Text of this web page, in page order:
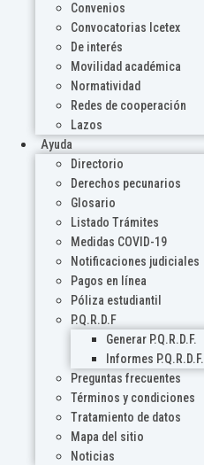
Convenios
Convocatorias Icetex
De interés
Movilidad académica
Normatividad
Redes de cooperación
Lazos
Ayuda
Directorio
Derechos pecunarios
Glosario
Listado Trámites
Medidas COVID-19
Notificaciones judiciales
Pagos en línea
Póliza estudiantil
P.Q.R.D.F
Generar P.Q.R.D.F.
Informes P.Q.R.D.F.
Preguntas frecuentes
Términos y condiciones
Tratamiento de datos
Mapa del sitio
Noticias